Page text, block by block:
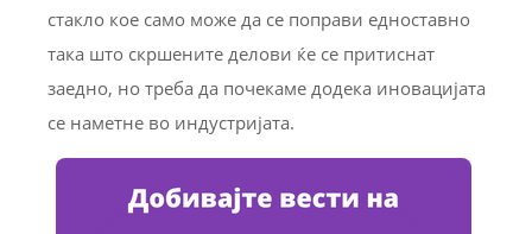
стакло кое само може да се поправи едноставно
така што скршените делови ќе се притиснат
заедно, но треба да почекаме додека иновацијата
се наметне во индустријата.